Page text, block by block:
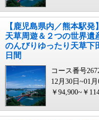
【鹿児島県内／熊本駅発
天草周遊＆２つの世界遺
のんびりゆったり天草下
日間
コース番号
12月30日~01
￥94,900~￥